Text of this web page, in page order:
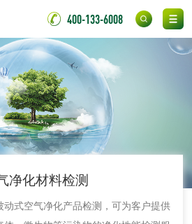
400-133-6008
净化材料检测
动式空气净化产品检测，可为客户提供
材料
石膏检测 镀膜抗菌玻璃检测
触媒检测